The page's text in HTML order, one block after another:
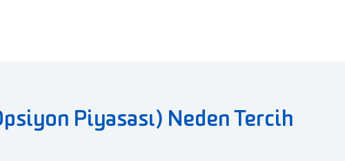
Piyasası) Neden Tercih